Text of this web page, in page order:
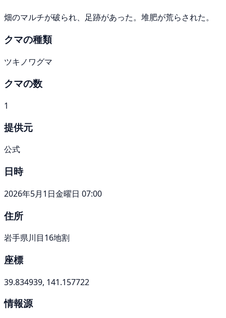
畑のマルチが破られ、足跡があった。堆肥が荒らされた。
クマの種類
ツキノワグマ
クマの数
1
提供元
公式
日時
2026年5月1日金曜日 07:00
住所
岩手県川目16地割
座標
39.834939, 141.157722
情報源